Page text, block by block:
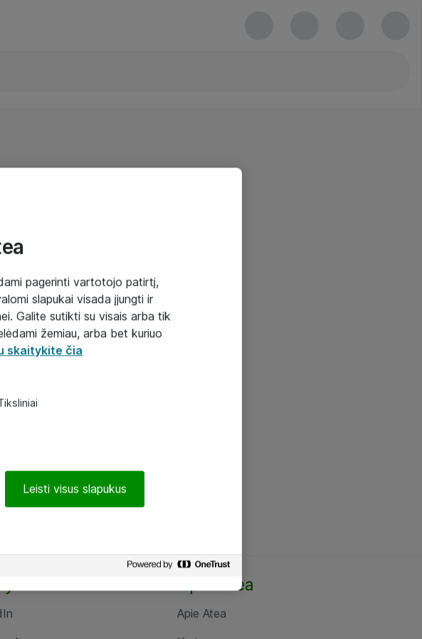
Apie Atea
Apie Atea
pagerinti vartotojo patirtį,
slapukai visada įjungti ir
Galite sutikti su visais arba tik
žemiau, arba bet kuriuo
skaitykite čia
Leisti visus slapukus